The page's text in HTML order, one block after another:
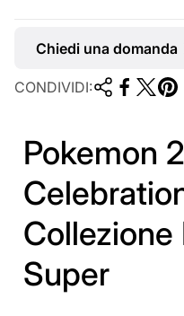
Chiedi una domanda
CONDIVIDI:
Pokemon
Super